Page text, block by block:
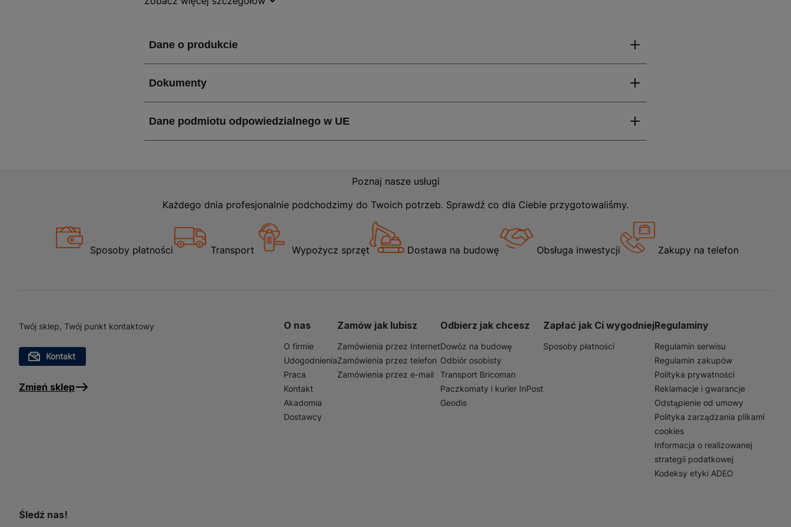
do swojego wnętrza. Dzięki jasnemu wybarwieniu drewna, panele te wprowadzą do pomieszczenia przytulną
panele Dąb Alvin są odporne na zarysowania i uszkodzenia, co zapewnia ich długotrwałe użytkowanie.
sprawia, że są przyjemne w dotyku. Czterostronna V-fuga podkreśla elegancję i dodaje głębi każdej desce,
tworząc efekt prawdziwej drewnianej podłogi. System montażu click umożliwia łatwe i szybkie układanie paneli,
pamiętać, że nie są wodoodporne, dlatego zaleca się unikanie ich stosowania w miejscach narażonych na stały
Panel podłogowy Dąb Alvin doskonale sprawdzi się w salonach, sypialniach, a także w biurach czy salach
Poznaj nasze usługi
Każdego dnia profesjonalnie podchodzimy do Twoich potrzeb. Sprawdź co dla Ciebie przygotowaliśmy.
Sposoby płatności Transport Wypożycz sprzęt Dostawa na budowę Obsługa inwestycji Zakupy na telefon
Twój sklep, Twój punkt kontaktowy
Kontakt
Zmień sklep
O nas
O firmie
Udogodnienia
Praca
Kontakt
Akadomia
Dostawcy
Zamów jak lubisz
Zamówienia przez Internet
Zamówienia przez telefon
Zamówienia przez e-mail
Odbierz jak chcesz
Dowóz na budowę
Odbiór osobisty
Transport Bricoman
Paczkomaty i kurier InPost
Geodis
Zapłać jak Ci wygodniej
Sposoby płatności
Regulaminy
Regulamin serwisu
Regulamin zakupów
Polityka prywatności
Reklamacje i gwarancje
Odstąpienie od umowy
Polityka zarządzania plikami
cookies
Informacja o realizowanej
strategii podatkowej
Kodeksy etyki ADEO
Śledź nas!